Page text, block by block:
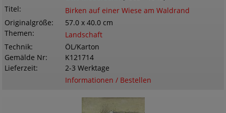
Titel
Birken auf einer Wiese am Waldrand
Originalgröße
57.0 x 40.0 cm
Themen
Landschaft
Technik
ÖL/Karton
Gemälde Nr
K121714
Lieferzeit
2-3 Werktage
Informationen / Bestellen